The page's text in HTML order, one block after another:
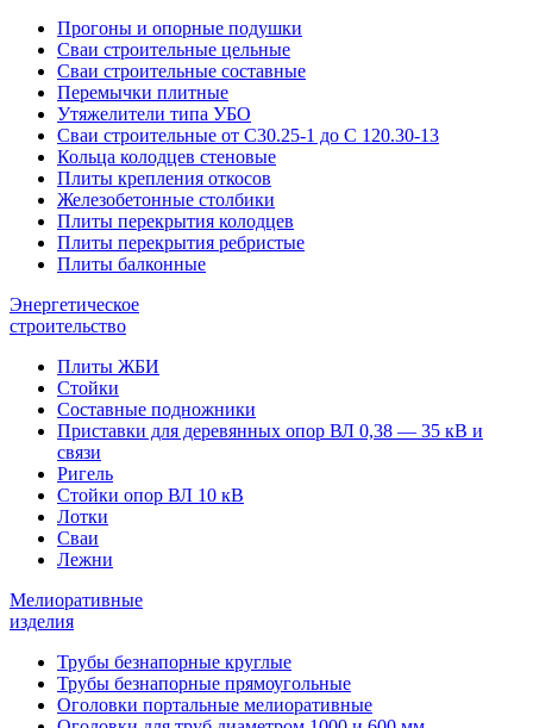
Прогоны и опорные подушки
Сваи строительные цельные
Сваи строительные составные
Перемычки плитные
Утяжелители типа УБО
Сваи строительные от С30.25-1 до С 120.30-13
Кольца колодцев стеновые
Плиты крепления откосов
Железобетонные столбики
Плиты перекрытия колодцев
Плиты перекрытия ребристые
Плиты балконные
Энергетическое
строительство
Плиты ЖБИ
Стойки
Составные подножники
Приставки для деревянных опор ВЛ 0,38 — 35 кВ и
связи
Ригель
Стойки опор ВЛ 10 кВ
Лотки
Сваи
Лежни
Мелиоративные
изделия
Трубы безнапорные круглые
Трубы безнапорные прямоугольные
Оголовки портальные мелиоративные